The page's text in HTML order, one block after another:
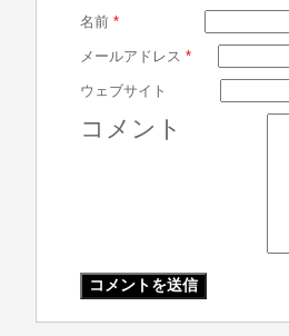
名前 *
メールアドレス *
ウェブサイト
コメント